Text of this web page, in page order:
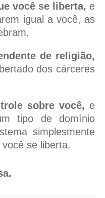
você se liberta, e
igual a você, as
de religião,
dos cárceres
sobre você, e
tipo de domínio
simplesmente
se liberta.